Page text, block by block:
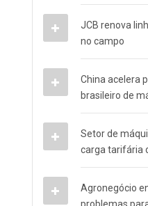
JCB renova
no campo
China acelera
brasileiro de
Setor de
carga tarifária
Agronegócio